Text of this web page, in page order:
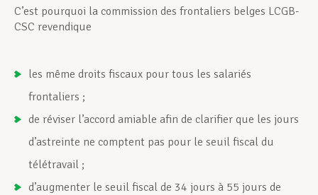
C’est pourquoi la commission des frontaliers belges LCGB-
CSC revendique
les même droits fiscaux pour tous les salariés
frontaliers ;
de réviser l’accord amiable afin de clarifier que les jours
d’astreinte ne comptent pas pour le seuil fiscal du
télétravail ;
d’augmenter le seuil fiscal de 34 jours à 55 jours de